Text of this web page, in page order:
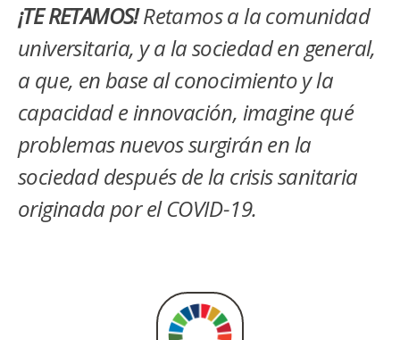
¡TE RETAMOS!Retamos a la comunidad
universitaria, y a la sociedad en general,
a que, en base al conocimiento y la
capacidad e innovación, imagine qué
problemas nuevos surgirán en la
sociedad después de la crisis sanitaria
originada por el COVID-19.